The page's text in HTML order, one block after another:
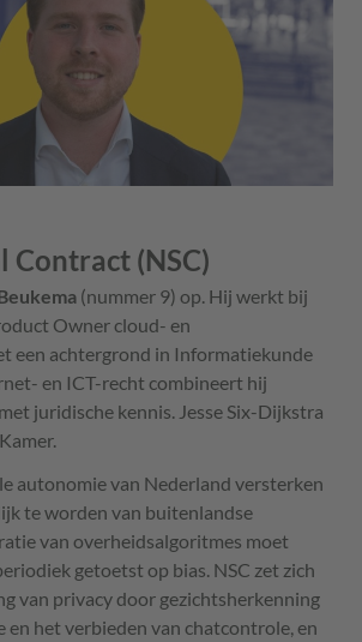
Contract (NSC)
(nummer 9) op. Hij werkt bij
Owner cloud- en
een achtergrond in Informatiekunde
en ICT-recht combineert hij
juridische kennis. Jesse Six-Dijkstra
autonomie van Nederland versterken
te worden van buitenlandse
van overheidsalgoritmes moet
getoetst op bias. NSC zet zich
van privacy door gezichtsherkenning
en het verbieden van chatcontrole, en